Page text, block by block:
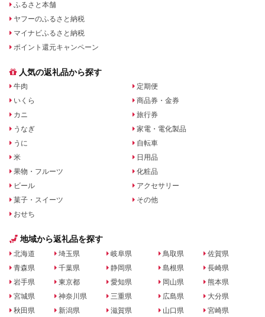
ふるさと本舗
ヤフーのふるさと納税
マイナビふるさと納税
ポイント還元キャンペーン
人気の返礼品から探す
牛肉
いくら
カニ
うなぎ
うに
米
果物・フルーツ
ビール
菓子・スイーツ
おせち
定期便
商品券・金券
旅行券
家電・電化製品
自転車
日用品
化粧品
アクセサリー
その他
地域から返礼品を探す
北海道
青森県
岩手県
宮城県
秋田県
埼玉県
千葉県
東京都
神奈川県
新潟県
岐阜県
静岡県
愛知県
三重県
滋賀県
鳥取県
島根県
岡山県
広島県
山口県
佐賀県
長崎県
熊本県
大分県
宮崎県